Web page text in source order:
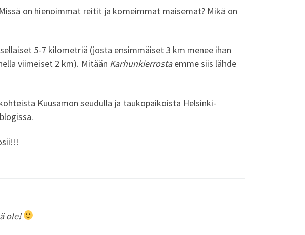
on hienoimmat reitit ja komeimmat maisemat? Mikä on
5-7 kilometriä (josta ensimmäiset 3 km menee ihan
viimeiset 2 km). Mitään Karhunkierrostaemme siis lähde
Kuusamon seudulla ja taukopaikoista Helsinki-
ole!